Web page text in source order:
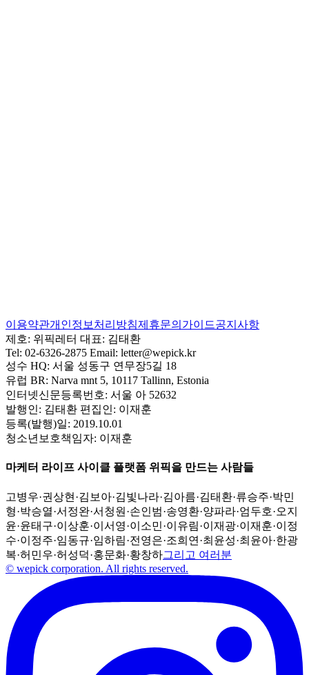
이용약관개인정보처리방침제휴문의 가이드공지사항
제호: 위픽레터 대표: 김태환
Tel: 02-6326-2875 Email: letter@wepick.kr
성수 HQ: 서울 성동구 연무장5길 18
유럽 BR: Narva mnt 5, 10117 Tallinn, Estonia
인터넷신문등록번호: 서울 아 52632
발행인: 김태환 편집인: 이재훈
등록(발행)일: 2019.10.01
청소년보호책임자: 이재훈
마케터 라이프 사이클 플랫폼 위픽을 만드는 사람들
고병우·권상현 ·김보아·김빛나라·김아름·김태환·류승주·박민
형·박승열·서정완·서청원 ·손인범·송영환·양파라·엄두호·오지
윤·윤태구·이상훈·이서영·이소민·이유림·이재광·이재훈·이정
수·이정주·임동규·임하림·전영은·조희연 ·최윤성·최윤아·한광
복·허민우·허성덕·홍문화·황창하그리고 여러분
© wepick corporation. All rights reserved.